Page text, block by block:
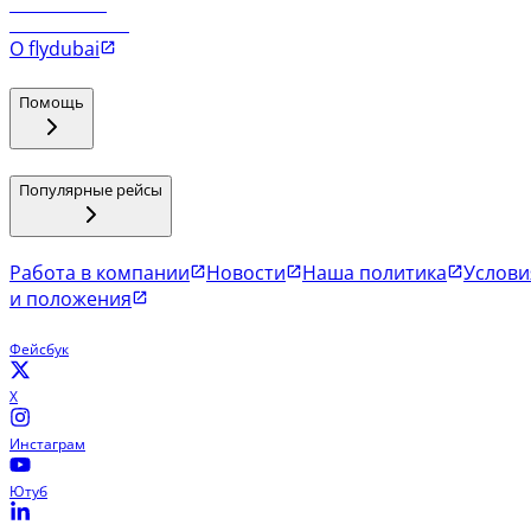
О flydubai
Помощь
Популярные рейсы
Работа в компании Новости Наша политика
и положения
Фейсбук
X
Инстаграм
Ютуб